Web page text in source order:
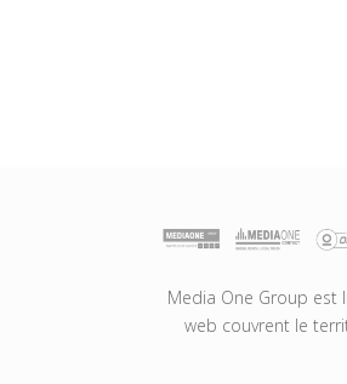
Media One Group est
web couvrent le